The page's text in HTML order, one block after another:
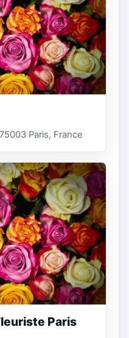
Paris, France
Paris